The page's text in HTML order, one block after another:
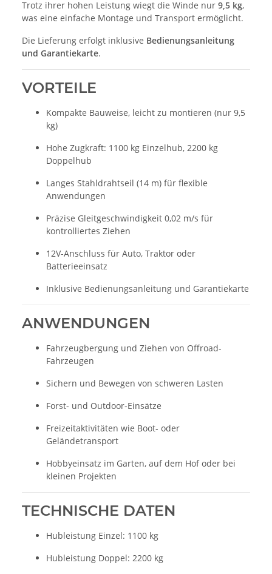
Trotz ihrer hohen Leistung wiegt die Winde nur 9,5 kg,
was eine einfache Montage und Transport ermöglicht.
Die Lieferung erfolgt inklusive Bedienungsanleitung
und Garantiekarte.
VORTEILE
Kompakte Bauweise, leicht zu montieren (nur 9,5
kg)
Hohe Zugkraft: 1100 kg Einzelhub, 2200 kg
Doppelhub
Langes Stahldrahtseil (14 m) für flexible
Anwendungen
Präzise Gleitgeschwindigkeit 0,02 m/s für
kontrolliertes Ziehen
12V-Anschluss für Auto, Traktor oder
Batterieeinsatz
Inklusive Bedienungsanleitung und Garantiekarte
ANWENDUNGEN
Fahrzeugbergung und Ziehen von Offroad-
Fahrzeugen
Sichern und Bewegen von schweren Lasten
Forst- und Outdoor-Einsätze
Freizeitaktivitäten wie Boot- oder
Geländetransport
Hobbyeinsatz im Garten, auf dem Hof oder bei
kleinen Projekten
TECHNISCHE DATEN
Hubleistung Einzel: 1100 kg
Hubleistung Doppel: 2200 kg